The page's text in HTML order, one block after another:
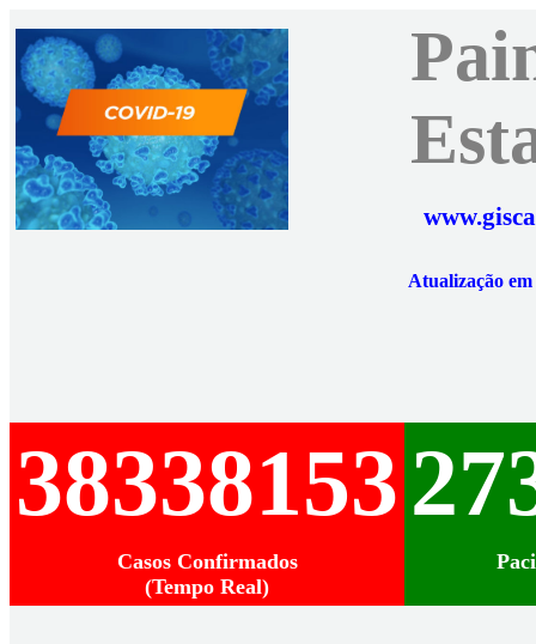
Atualização
38338153
Casos Confirmados
(Tempo Real)